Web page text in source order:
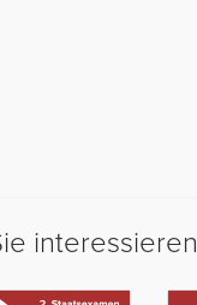
interessieren